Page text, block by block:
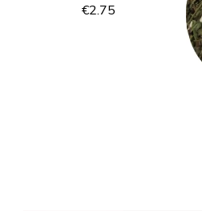
€2.75